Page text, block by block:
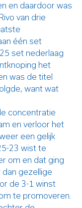
en daardoor was
van drie
één set
set nederlaag
het
was de titel
want wat
concentratie
en verloor het
een gelijk
23 wist te
om en dat ging
gezellige
de 3-1 winst
te promoveren.